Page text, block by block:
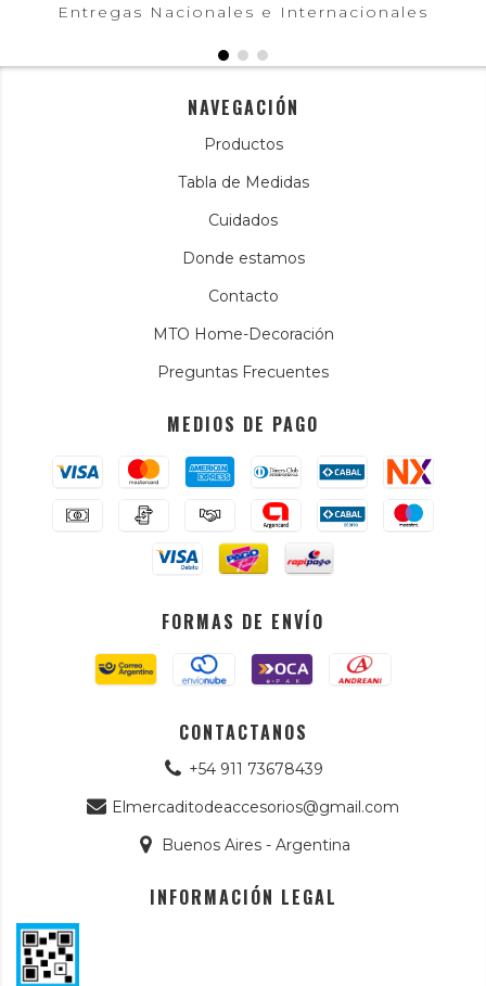
Entregas Nacionales e Internacionales
NAVEGACIÓN
Productos
Tabla de Medidas
Cuidados
Donde estamos
Contacto
MTO Home-Decoración
Preguntas Frecuentes
MEDIOS DE PAGO
FORMAS DE ENVÍO
CONTACTANOS
+54 911 73678439
Elmercaditodeaccesorios@gmail.com
Buenos Aires - Argentina
INFORMACIÓN LEGAL